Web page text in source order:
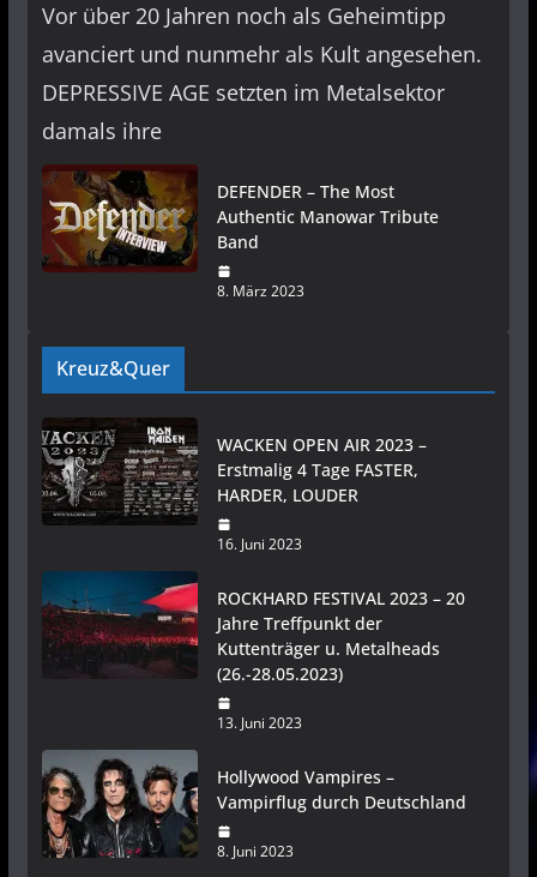
Vor über 20 Jahren noch als Geheimtipp
avanciert und nunmehr als Kult angesehen.
DEPRESSIVE AGE setzten im Metalsektor
damals ihre
DEFENDER – The Most
Authentic Manowar Tribute
Band
8. März 2023
Kreuz&Quer
WACKEN OPEN AIR 2023 –
Erstmalig 4 Tage FASTER,
HARDER, LOUDER
16. Juni 2023
ROCKHARD FESTIVAL 2023 – 20
Jahre Treffpunkt der
Kuttenträger u. Metalheads
(26.-28.05.2023)
13. Juni 2023
Hollywood Vampires –
Vampirflug durch Deutschland
8. Juni 2023